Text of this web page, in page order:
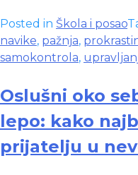
Posted in Škola i posao
navike, pažnja,
samokontrola,
Oslušni oko
lepo: kako
prijatelju u